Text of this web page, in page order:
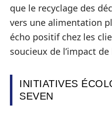
que le recyclage des
vers une alimentation
écho positif chez les
soucieux de l’impact
INITIATIVES
SEVEN